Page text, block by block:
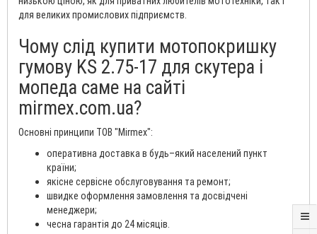
для великих промислових підприємств.
Чому слід купити мотопокришку
гумову KS 2.75-17 для скутера і
мопеда саме на сайті
mirmex.com.ua?
Основні принципи ТОВ "Mirmex":
оперативна доставка в будь–який населений пункт
країни;
якісне сервісне обслуговування та ремонт;
швидке оформлення замовлення та досвідчені
менеджери;
чесна гарантія до 24 місяців.